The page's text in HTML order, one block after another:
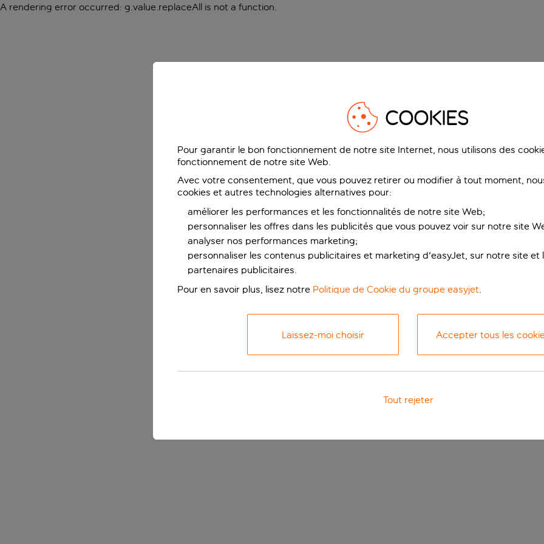
A rendering error occurred: g.value.replaceAll is not a function.
COOKIES
Pour garantir le bon fonctionnement de notre site Internet, nous utilisons des
fonctionnement de notre site Web.
Avec votre consentement, que vous pouvez retirer ou modifier à tout moment,
cookies et autres technologies alternatives pour:
améliorer les performances et les fonctionnalités de notre site Web;
personnaliser les offres dans les publicités que vous pouvez voir sur notre site
analyser nos performances marketing;
personnaliser les contenus publicitaires et marketing d'easyJet, sur notre site et
partenaires publicitaires.
Pour en savoir plus, lisez notre Politique de Cookie du groupe easyjet.
Laissez-moi choisir Accepter tous les
Tout rejeter